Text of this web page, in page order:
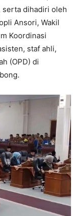
serta dihadiri oleh
Ansori, Wakil
Koordinasi
staf ahli,
(OPD) di